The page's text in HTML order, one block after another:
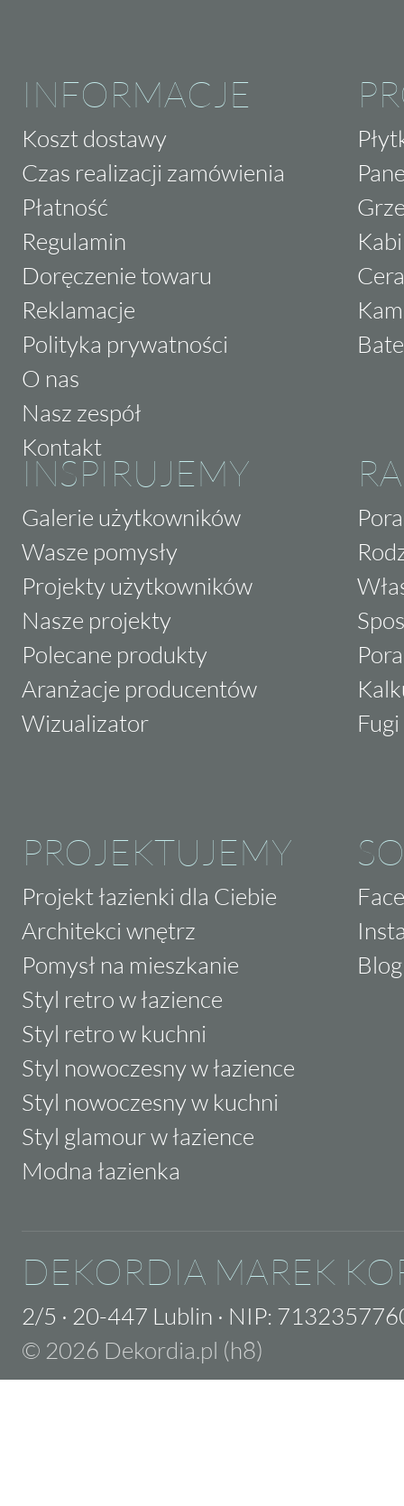
INFORMACJE
Koszt dostawy
Czas realizacji zamówienia
Płatność
Regulamin
Doręczenie towaru
Reklamacje
Polityka prywatności
O nas
Nasz zespół
Kontakt
INSPIRUJEMY
Galerie użytkowników
Wasze pomysły
Projekty użytkowników
Nasze projekty
Polecane produkty
Aranżacje producentów
Wizualizator
PROJEKTUJEMY
Projekt łazienki dla Ciebie
Architekci wnętrz
Pomysł na mieszkanie
Styl retro w łazience
Styl retro w kuchni
Styl nowoczesny w łazience
Styl nowoczesny w kuchni
Styl glamour w łazience
Modna łazienka
Blog
DEKORDIA MAREK
2/5 · 20-447 Lublin · NIP:
© 2026 Dekordia.pl (h8)